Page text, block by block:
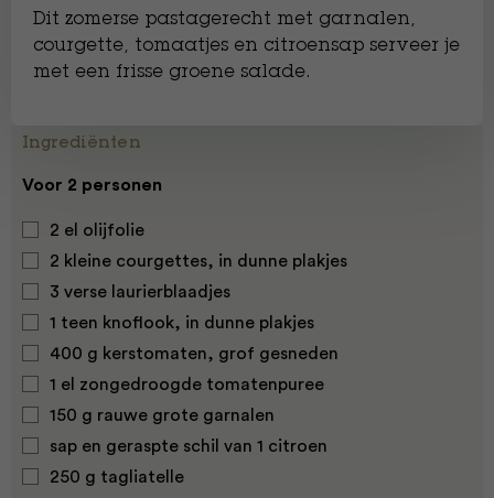
Dit zomerse pastagerecht met garnalen,
courgette, tomaatjes en citroensap serveer je
met een frisse groene salade.
Ingrediënten
Voor 2 personen
2 el olijfolie
2 kleine courgettes, in dunne plakjes
3 verse laurierblaadjes
1 teen knoflook, in dunne plakjes
400 g kerstomaten, grof gesneden
1 el zongedroogde tomatenpuree
150 g rauwe grote garnalen
sap en geraspte schil van 1 citroen
250 g tagliatelle